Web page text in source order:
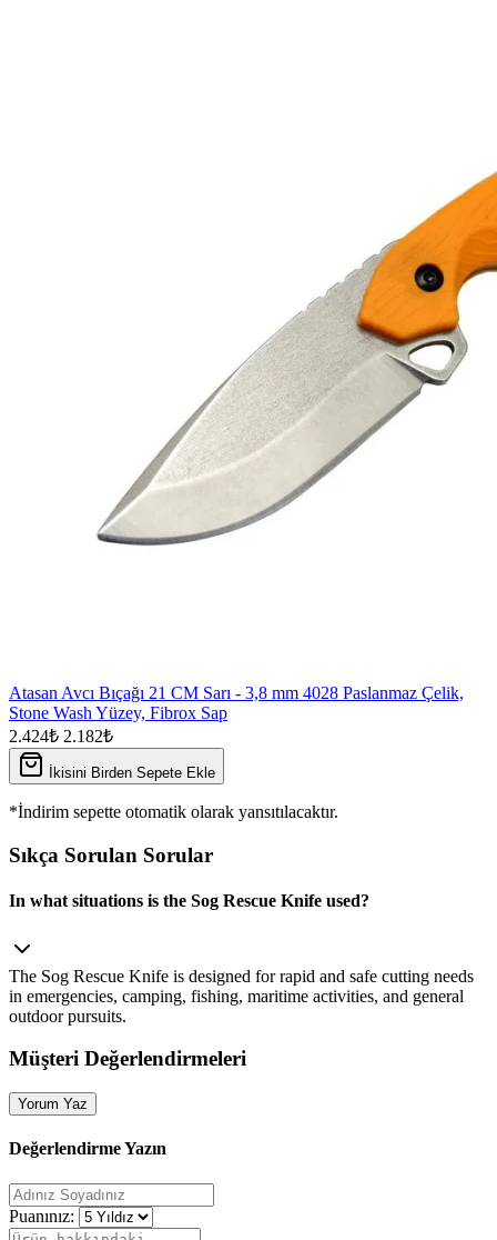
Atasan Avcı Bıçağı 21 CM Sarı - 3,8 mm 4028 Paslanmaz Çelik,
Stone Wash Yüzey, Fibrox Sap
2.424₺ 2.182₺
İkisini Birden Sepete Ekle
*İndirim sepette otomatik olarak yansıtılacaktır.
Sıkça Sorulan Sorular
In what situations is the Sog Rescue Knife used?
The Sog Rescue Knife is designed for rapid and safe cutting needs
in emergencies, camping, fishing, maritime activities, and general
outdoor pursuits.
Müşteri Değerlendirmeleri
Yorum Yaz
Değerlendirme Yazın
Puanınız: